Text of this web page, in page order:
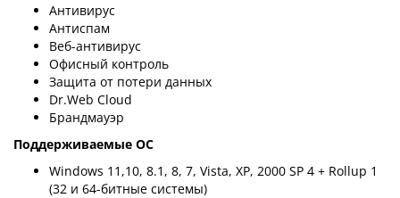
Антивирус
Антиспам
Веб-антивирус
Офисный контроль
Защита от потери данных
Dr.Web Cloud
Брандмауэр
Поддерживаемые ОС
Windows 11,10, 8.1, 8, 7, Vista, XP, 2000 SP 4 + Rollup 1
(32 и 64-битные системы)